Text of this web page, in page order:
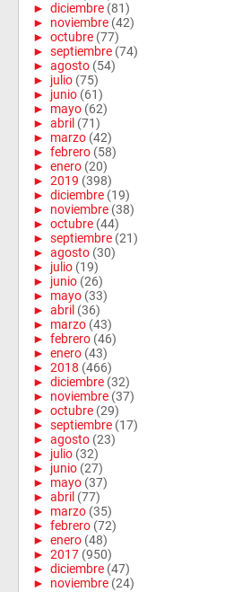
► diciembre (81)
► noviembre (42)
► octubre (77)
► septiembre (74)
► agosto (54)
► julio (75)
► junio (61)
► mayo (62)
► abril (71)
► marzo (42)
► febrero (58)
► enero (20)
► 2019 (398)
► diciembre (19)
► noviembre (38)
► octubre (44)
► septiembre (21)
► agosto (30)
► julio (19)
► junio (26)
► mayo (33)
► abril (36)
► marzo (43)
► febrero (46)
► enero (43)
► 2018 (466)
► diciembre (32)
► noviembre (37)
► octubre (29)
► septiembre (17)
► agosto (23)
► julio (32)
► junio (27)
► mayo (37)
► abril (77)
► marzo (35)
► febrero (72)
► enero (48)
► 2017 (950)
► diciembre (47)
► noviembre (24)